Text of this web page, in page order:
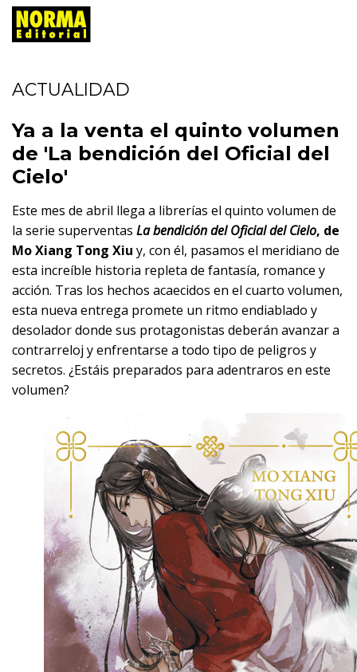
ACTUALIDAD
Ya a la venta el quinto volumen
de 'La bendición del Oficial del
Cielo'
Este mes de abril llega a librerías el quinto volumen de
la serie superventas La bendición del Oficial del Cielo, de
Mo Xiang Tong Xiu y, con él, pasamos el meridiano de
esta increíble historia repleta de fantasía, romance y
acción. Tras los hechos acaecidos en el cuarto volumen,
esta nueva entrega promete un ritmo endiablado y
desolador donde sus protagonistas deberán avanzar a
contrarreloj y enfrentarse a todo tipo de peligros y
secretos. ¿Estáis preparados para adentraros en este
volumen?